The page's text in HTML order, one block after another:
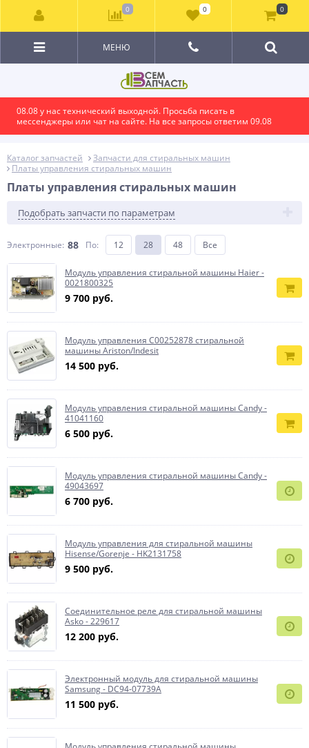
08.08 у нас технический выходной. Просьба писать в
мессенджеры или чат на сайте. На все запросы ответим 09.08
МЕНЮ
Каталог запчастей
Запчасти для стиральных машин
Платы управления стиральных машин
Платы управления стиральных машин
Подобрать запчасти по параметрам
Электронные: 88 По: 12 28 48 Все
Модуль управления стиральной машины Haier -
0021800325
9 700 руб.
Модуль управления C00252878 стиральной
машины Ariston/Indesit
14 500 руб.
Модуль управления стиральной машины Candy -
41041160
6 500 руб.
Модуль управления стиральной машины Candy -
49043697
6 700 руб.
Модуль управления для стиральной машины
Hisense/Gorenje - HK2131758
9 500 руб.
Соединительное реле для стиральной машины
Asko - 229617
12 200 руб.
Электронный модуль для стиральной машины
Samsung - DC94-07739A
11 500 руб.
0 0 0